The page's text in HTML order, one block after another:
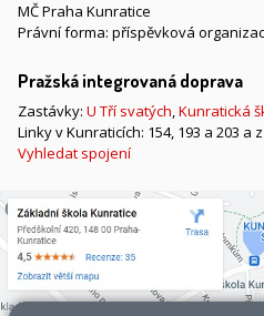
MČ Praha Kunratice
Právní forma: příspěvková
Pražská integrovaná doprava
Zastávky: U Tří svatých,Kunratická
Linky v Kunraticích: 154, 193 a 203 a
Vyhledat spojení